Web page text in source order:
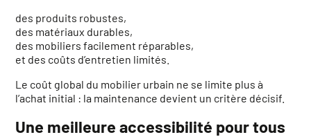
des produits robustes,
des matériaux durables,
des mobiliers facilement réparables,
et des coûts d’entretien limités.
Le coût global du mobilier urbain ne se limite plus à
l’achat initial : la maintenance devient un critère décisif.
Une meilleure accessibilité pour tous